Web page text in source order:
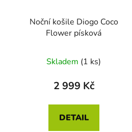
Noční košile Diogo Coco
Flower písková
Skladem (1 ks)
2 999 Kč
DETAIL